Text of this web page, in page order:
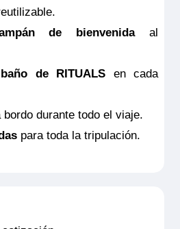
Suite Ruby
de bienvenidaal
de RITUALS en cada
durante todo el viaje.
para toda la tripulación.